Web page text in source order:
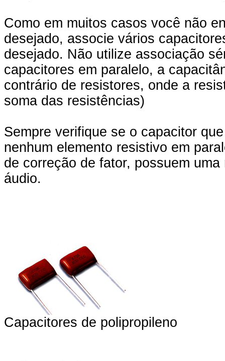
Como em muitos casos você não
desejado, associe vários
desejado. Não utilize associação
capacitores em paralelo, a
contrário de resistores, onde a
soma das resistências)
Sempre verifique se o capacitor
nenhum elemento resistivo em
de correção de fator, possuem
áudio.
Capacitores de polipropileno